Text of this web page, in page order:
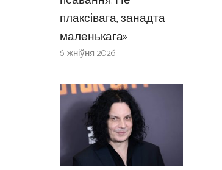
плаксівага, занадта
маленькага»
6 жніўня 2026